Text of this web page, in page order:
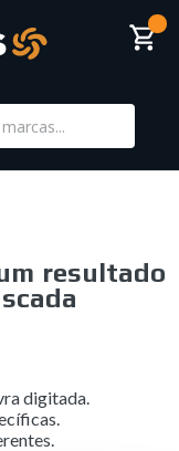
resultado
digitada.